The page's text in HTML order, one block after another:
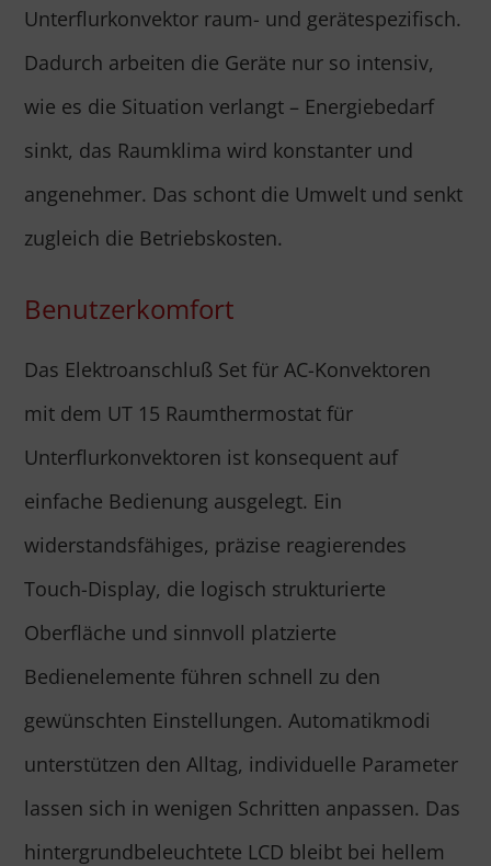
Unterflurkonvektor raum- und gerätespezifisch.
Dadurch arbeiten die Geräte nur so intensiv,
wie es die Situation verlangt – Energiebedarf
sinkt, das Raumklima wird konstanter und
angenehmer. Das schont die Umwelt und senkt
zugleich die Betriebskosten.
Benutzerkomfort
Das Elektroanschluß Set für AC-Konvektoren
mit dem UT 15 Raumthermostat für
Unterflurkonvektoren ist konsequent auf
einfache Bedienung ausgelegt. Ein
widerstandsfähiges, präzise reagierendes
Touch-Display, die logisch strukturierte
Oberfläche und sinnvoll platzierte
Bedienelemente führen schnell zu den
gewünschten Einstellungen. Automatikmodi
unterstützen den Alltag, individuelle Parameter
lassen sich in wenigen Schritten anpassen. Das
hintergrundbeleuchtete LCD bleibt bei hellem